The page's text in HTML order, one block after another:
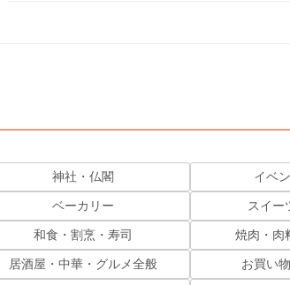
神社・仏閣 イベ
ベーカリー スイー
和食・割烹・寿司 焼肉・肉
居酒屋・中華・グルメ全般 お買い